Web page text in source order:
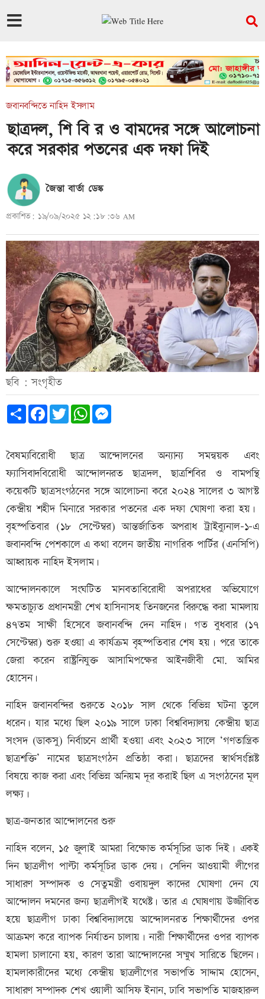
জবানবন্দিতে নাহিদ ইসলাম
ছাত্রদল, শি বি র ও বামদের সঙ্গে আলোচনা
করে সরকার পতনের এক দফা দিই
জৈন্তা বার্তা ডেস্ক
প্রকাশিত: ১৯/০৯/২০২৫ ১২:১৮:৩৬ AM
ছবি : সংগৃহীত
Share FacebookTwitterWhatsApp
বৈষম্যবিরোধী ছাত্র আন্দোলনের অন্যান্য সমন্বয়ক এবং
ফ্যাসিবাদবিরোধী আন্দোলনরত ছাত্রদল, ছাত্রশিবির ও বামপন্থি
কয়েকটি ছাত্রসংগঠনের সঙ্গে আলোচনা করে ২০২৪ সালের ৩ আগস্ট
কেন্দ্রীয় শহীদ মিনারে সরকার পতনের এক দফা ঘোষণা করা হয়।
বৃহস্পতিবার (১৮ সেপ্টেম্বর) আন্তর্জাতিক অপরাধ ট্রাইব্যুনাল-১-এ
জবানবন্দি পেশকালে এ কথা বলেন জাতীয় নাগরিক পার্টির (এনসিপি)
আহ্বায়ক নাহিদ ইসলাম।
আন্দোলনকালে সংঘটিত মানবতাবিরোধী অপরাধের অভিযোগে
ক্ষমতাচ্যুত প্রধানমন্ত্রী শেখ হাসিনাসহ তিনজনের বিরুদ্ধে করা মামলায়
৪৭তম সাক্ষী হিসেবে জবানবন্দি দেন নাহিদ। গত বুধবার (১৭
সেপ্টেম্বর) শুরু হওয়া এ কার্যক্রম বৃহস্পতিবার শেষ হয়। পরে তাকে
জেরা করেন রাষ্ট্রনিযুক্ত আসামিপক্ষের আইনজীবী মো. আমির
হোসেন।
নাহিদ জবানবন্দির শুরুতে ২০১৮ সাল থেকে বিভিন্ন ঘটনা তুলে
ধরেন। যার মধ্যে ছিল ২০১৯ সালে ঢাকা বিশ্ববিদ্যালয় কেন্দ্রীয় ছাত্র
সংসদ (ডাকসু) নির্বাচনে প্রার্থী হওয়া এবং ২০২৩ সালে ‘গণতান্ত্রিক
ছাত্রশক্তি’ নামের ছাত্রসংগঠন প্রতিষ্ঠা করা। ছাত্রদের স্বার্থসংশ্লিষ্ট
বিষয়ে কাজ করা এবং বিভিন্ন অনিয়ম দূর করাই ছিল এ সংগঠনের মূল
লক্ষ্য।
ছাত্র-জনতার আন্দোলনের শুরু
নাহিদ বলেন, ১৫ জুলাই আমরা বিক্ষোভ কর্মসূচির ডাক দিই। একই
দিন ছাত্রলীগ পাল্টা কর্মসূচির ডাক দেয়। সেদিন আওয়ামী লীগের
সাধারণ সম্পাদক ও সেতুমন্ত্রী ওবায়দুল কাদের ঘোষণা দেন যে
আন্দোলন দমনের জন্য ছাত্রলীগই যথেষ্ট। তার এ ঘোষণায় উজ্জীবিত
হয়ে ছাত্রলীগ ঢাকা বিশ্ববিদ্যালয়ে আন্দোলনরত শিক্ষার্থীদের ওপর
আক্রমণ করে ব্যাপক নির্যাতন চালায়। নারী শিক্ষার্থীদের ওপর ব্যাপক
হামলা চালানো হয়, কারণ তারা আন্দোলনের সম্মুখ সারিতে ছিলেন।
হামলাকারীদের মধ্যে কেন্দ্রীয় ছাত্রলীগের সভাপতি সাদ্দাম হোসেন,
সাধারণ সম্পাদক শেখ ওয়ালী আসিফ ইনান, ঢাবি সভাপতি মাজহারুল